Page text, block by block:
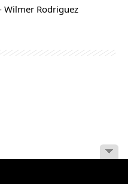
Wilmer Rodriguez